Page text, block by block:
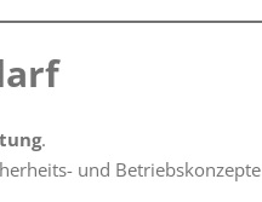
.
und Betriebskonzepte